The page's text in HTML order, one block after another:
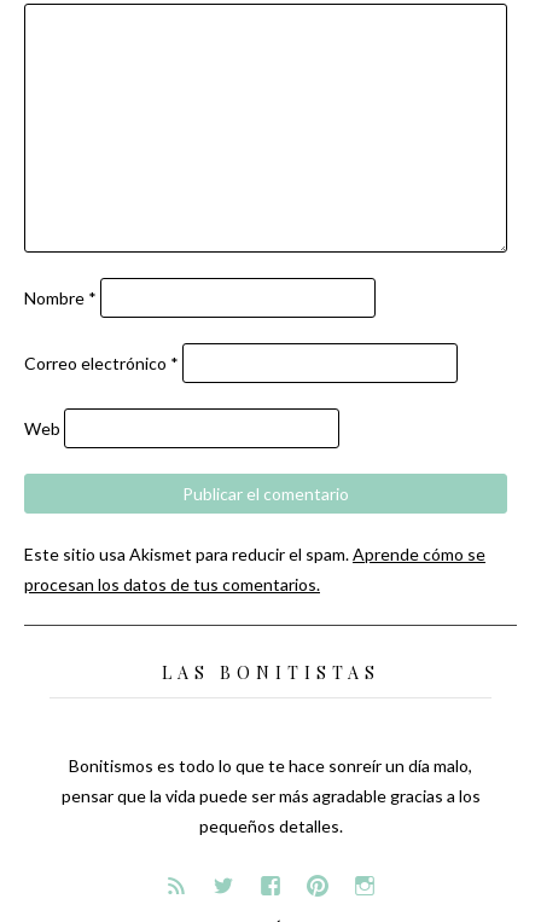
Nombre *
Correo electrónico *
Web
Este sitio usa Akismet para reducir el spam.Aprende cómo se
procesan los datos de tus comentarios.
LAS BONITISTAS
Bonitismos es todo lo que te hace sonreír un día malo,
pensar que la vida puede ser más agradable gracias a los
pequeños detalles.